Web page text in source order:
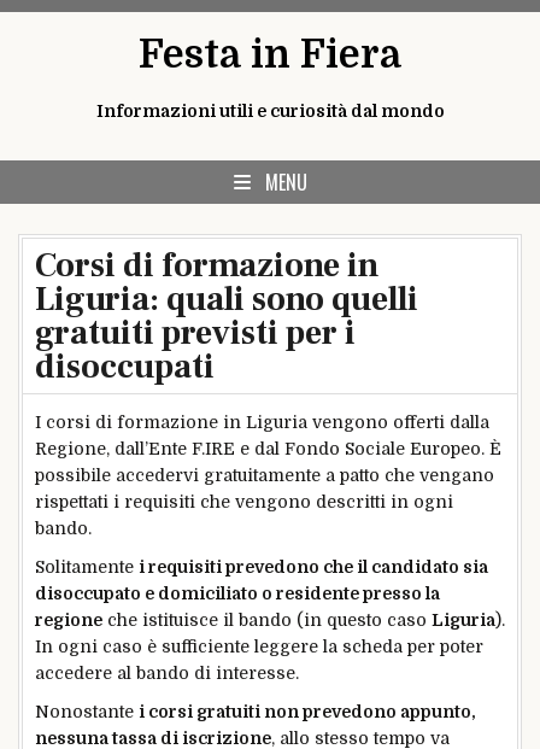
Festa in Fiera
Informazioni utili e curiosità dal mondo
MENU
Corsi di formazione in
Liguria: quali sono quelli
gratuiti previsti per i
disoccupati
I corsi di formazione in Liguria vengono offerti dalla
Regione, dall’Ente F.IRE e dal Fondo Sociale Europeo. È
possibile accedervi gratuitamente a patto che vengano
rispettati i requisiti che vengono descritti in ogni
bando.
Solitamente i requisiti prevedono che il candidato sia
disoccupato e domiciliato o residente presso la
regione che istituisce il bando (in questo caso Liguria).
In ogni caso è sufficiente leggere la scheda per poter
accedere al bando di interesse.
Nonostante i corsi gratuiti non prevedono appunto,
nessuna tassa di iscrizione, allo stesso tempo va